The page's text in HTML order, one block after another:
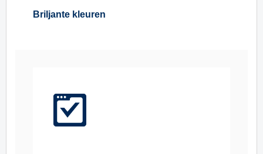
Briljante kleuren